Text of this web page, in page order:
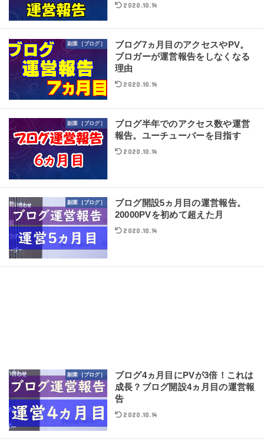
2020.10.14
副業［ブログ］
ブログ7ヵ月目のアクセスやPV。
ブロガーが運営報告をしなくなる
理由
2020.10.14
副業［ブログ］
ブログ半年でのアクセス数や運営
報告。ユーチューバーを目指す
2020.10.14
副業［ブログ］
ブログ開設5ヵ月目の運営報告。
20000PVを初めて超えた月
2020.10.14
副業［ブログ］
ブログ4ヵ月目にPVが3倍！これは
成長？ブログ開設4ヵ月目の運営報
告
2020.10.14